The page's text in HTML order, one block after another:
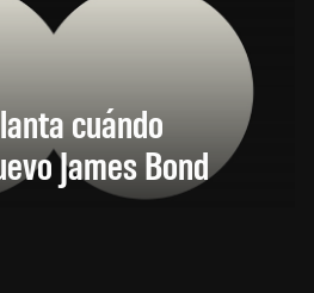
cuándo
James Bond